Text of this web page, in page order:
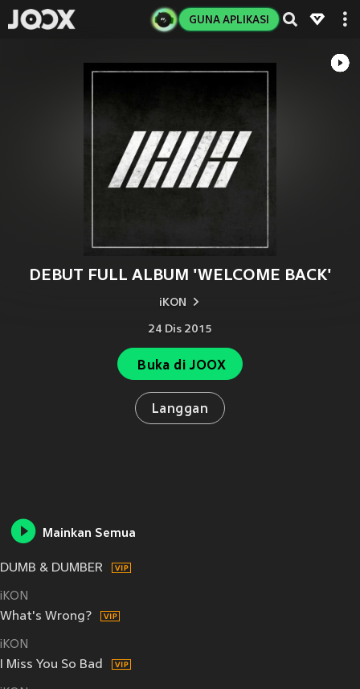
GUNA APLIKASI
DEBUT FULL ALBUM 'WELCOME BACK'
iKON
24 Dis 2015
Buka di JOOX
Langgan
Mainkan Semua
DUMB & DUMBER
iKON
What's Wrong?
iKON
I Miss You So Bad